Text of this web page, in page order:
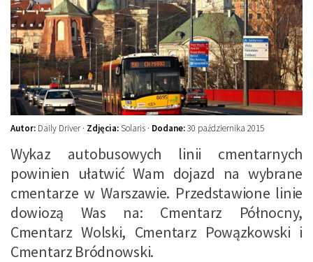
Auto z niemiec
Galerie
Autor: Daily Driver · Zdjęcia: Solaris · Dodane:30 października 2015
Wykaz autobusowych linii cmentarnych
powinien ułatwić Wam dojazd na wybrane
cmentarze w Warszawie. Przedstawione linie
dowiozą Was na: Cmentarz Północny,
Cmentarz Wolski, Cmentarz Powązkowski i
Cmentarz Bródnowski.